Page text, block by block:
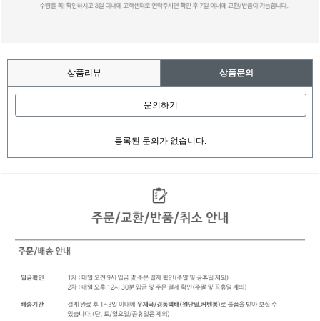
상품리뷰 상품문의
문의하기
등록된 문의가 없습니다.